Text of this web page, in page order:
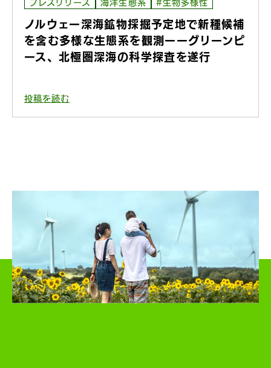
プレスリリース 海洋生態系 #生物多様性
ノルウェー深海鉱物採掘予定地で新種候補
を含む多様な生態系を観測ーーグリーンピ
ース、北極圏深海の科学探査を遂行
投稿を読む